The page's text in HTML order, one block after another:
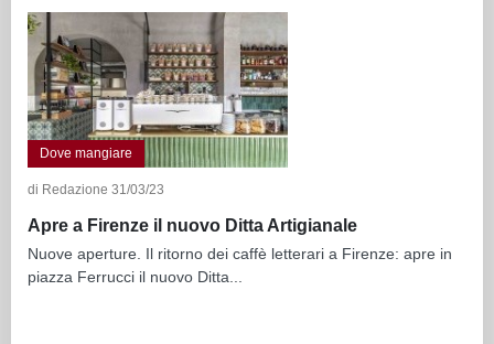
Dove mangiare
di Redazione 31/03/23
Apre a Firenze il nuovo Ditta Artigianale
Nuove aperture. Il ritorno dei caffè letterari a Firenze: apre in
piazza Ferrucci il nuovo Ditta...